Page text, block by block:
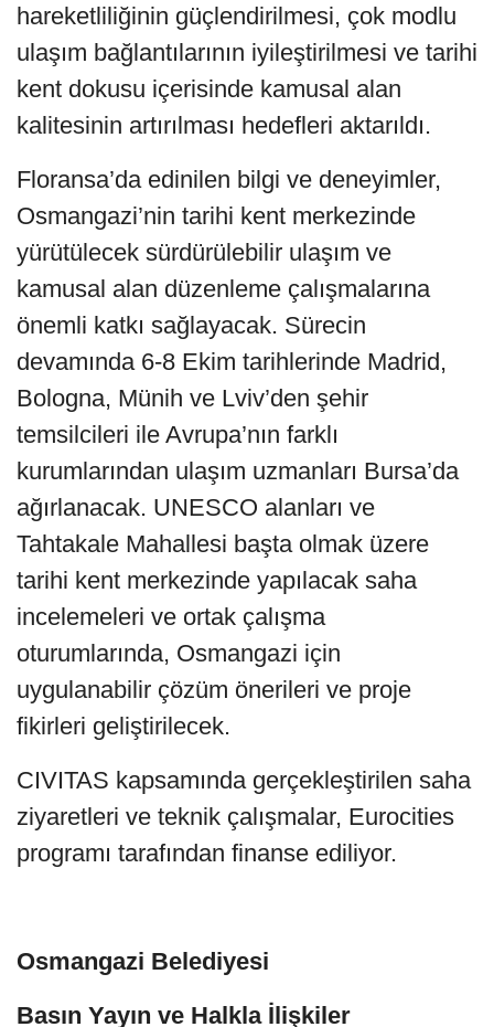
hareketliliğinin güçlendirilmesi, çok modlu
ulaşım bağlantılarının iyileştirilmesi ve tarihi
kent dokusu içerisinde kamusal alan
kalitesinin artırılması hedefleri aktarıldı.
Floransa’da edinilen bilgi ve deneyimler,
Osmangazi’nin tarihi kent merkezinde
yürütülecek sürdürülebilir ulaşım ve
kamusal alan düzenleme çalışmalarına
önemli katkı sağlayacak. Sürecin
devamında 6-8 Ekim tarihlerinde Madrid,
Bologna, Münih ve Lviv’den şehir
temsilcileri ile Avrupa’nın farklı
kurumlarından ulaşım uzmanları Bursa’da
ağırlanacak. UNESCO alanları ve
Tahtakale Mahallesi başta olmak üzere
tarihi kent merkezinde yapılacak saha
incelemeleri ve ortak çalışma
oturumlarında, Osmangazi için
uygulanabilir çözüm önerileri ve proje
fikirleri geliştirilecek.
CIVITAS kapsamında gerçekleştirilen saha
ziyaretleri ve teknik çalışmalar, Eurocities
programı tarafından finanse ediliyor.
Osmangazi Belediyesi
Basın Yayın ve Halkla İlişkiler